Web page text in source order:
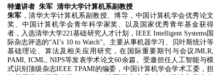
特邀讲者 朱军 清华大学计算机系副教授
朱军 ，清华大学计算机系副教授、博导，中国计算机学会优秀论文
奖、中国计算机学会青年科学家奖、以及国家优秀青年基金获得
者，入选清华大学221基础研究人才计划，IEEE Intelligent Systems国
际杂志评选的“AI’s 10 to Watch”。主要从事机器学习、贝叶斯统计等
基础理论、算法及相关应用研究，在国际重要期刊与会议JMLR,
PAMI, ICML, NIPS等发表学术论文60余篇。受邀担任人工智能与模
式识别顶级杂志IEEE TPAMI的编委，中国计算机学会学术工委，担